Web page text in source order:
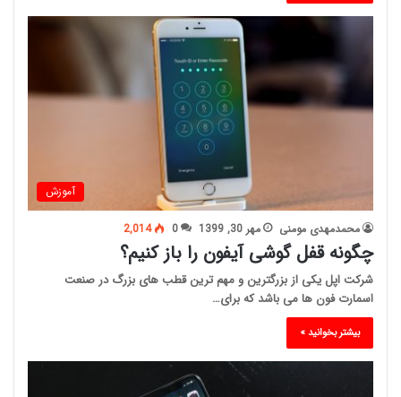
آموزش
محمدمهدی مومنی مهر 30, 1399 0
2,014
چگونه قفل گوشی آیفون را باز کنیم؟
شرکت اپل یکی از بزرگترین و مهم ترین قطب های بزرگ در صنعت
اسمارت فون ها می باشد که برای…
بیشتر بخوانید »